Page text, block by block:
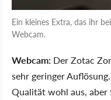
Ein kleines Extra, das ihr
Webcam.
Webcam: Der Zotac
sehr geringer
Qualität wohl aus,